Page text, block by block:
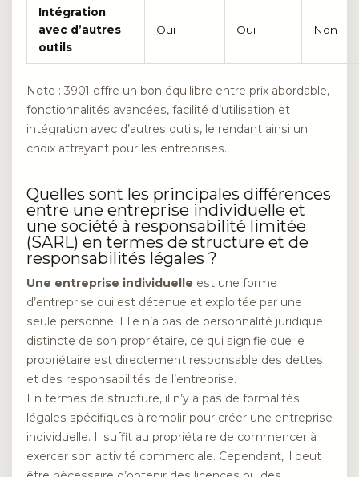
Intégration
avec d’autres
outils
Oui Oui Non
Note : 3901 offre un bon équilibre entre prix abordable,
fonctionnalités avancées, facilité d’utilisation et
intégration avec d’autres outils, le rendant ainsi un
choix attrayant pour les entreprises.
Quelles sont les principales différences
entre une entreprise individuelle et
une société à responsabilité limitée
(SARL) en termes de structure et de
responsabilités légales ?
Une entreprise individuelle est une forme
d’entreprise qui est détenue et exploitée par une
seule personne. Elle n’a pas de personnalité juridique
distincte de son propriétaire, ce qui signifie que le
propriétaire est directement responsable des dettes
et des responsabilités de l’entreprise.
En termes de structure, il n’y a pas de formalités
légales spécifiques à remplir pour créer une entreprise
individuelle. Il suffit au propriétaire de commencer à
exercer son activité commerciale. Cependant, il peut